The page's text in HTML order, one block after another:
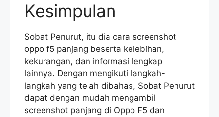
Kesimpulan
Sobat Penurut, itu dia cara screenshot
oppo f5 panjang beserta kelebihan,
kekurangan, dan informasi lengkap
lainnya. Dengan mengikuti langkah-
langkah yang telah dibahas, Sobat Penurut
dapat dengan mudah mengambil
screenshot panjang di Oppo F5 dan